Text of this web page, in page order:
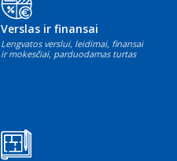
Verslas ir finansai
Lengvatos verslui, leidimai, finansai
ir mokesčiai, parduodamas turtas